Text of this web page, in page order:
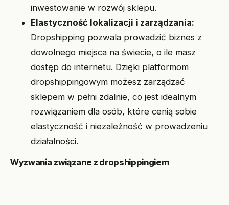
inwestowanie w rozwój sklepu.
Elastyczność lokalizacji i zarządzania:
Dropshipping pozwala prowadzić biznes z
dowolnego miejsca na świecie, o ile masz
dostęp do internetu. Dzięki platformom
dropshippingowym możesz zarządzać
sklepem w pełni zdalnie, co jest idealnym
rozwiązaniem dla osób, które cenią sobie
elastyczność i niezależność w prowadzeniu
działalności.
Wyzwania związane z dropshippingiem